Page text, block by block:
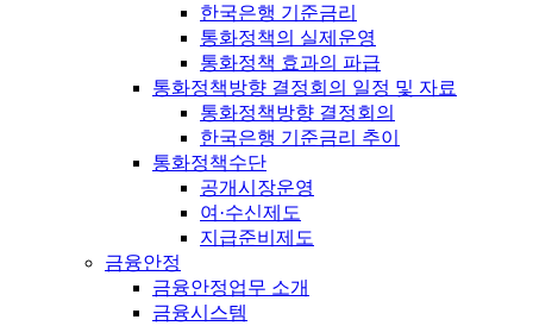
한국은행 기준금리
통화정책의 실제운영
통화정책 효과의 파급
통화정책방향 결정회의 일정 및 자료
통화정책방향 결정회의
한국은행 기준금리 추이
통화정책수단
공개시장운영
여·수신제도
지급준비제도
금융안정
금융안정업무 소개
금융시스템